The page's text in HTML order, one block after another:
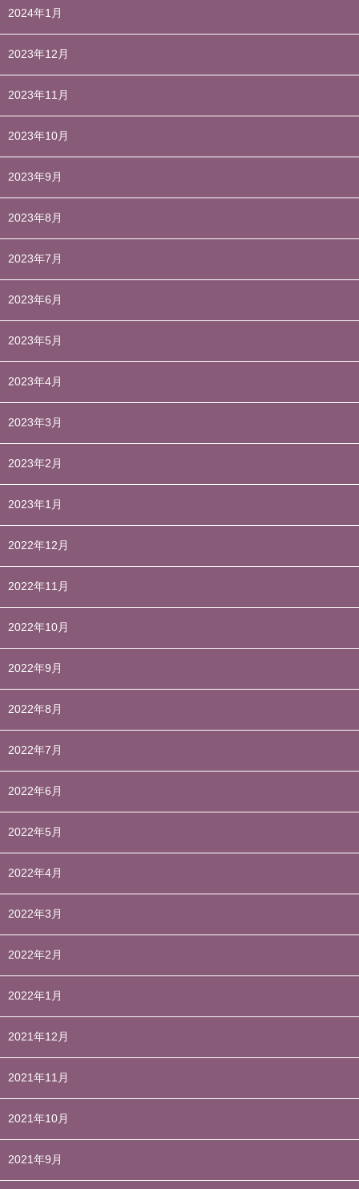
2024年1月
2023年12月
2023年11月
2023年10月
2023年9月
2023年8月
2023年7月
2023年6月
2023年5月
2023年4月
2023年3月
2023年2月
2023年1月
2022年12月
2022年11月
2022年10月
2022年9月
2022年8月
2022年7月
2022年6月
2022年5月
2022年4月
2022年3月
2022年2月
2022年1月
2021年12月
2021年11月
2021年10月
2021年9月